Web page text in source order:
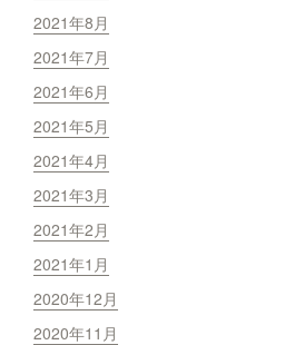
2021年8月
2021年7月
2021年6月
2021年5月
2021年4月
2021年3月
2021年2月
2021年1月
2020年12月
2020年11月